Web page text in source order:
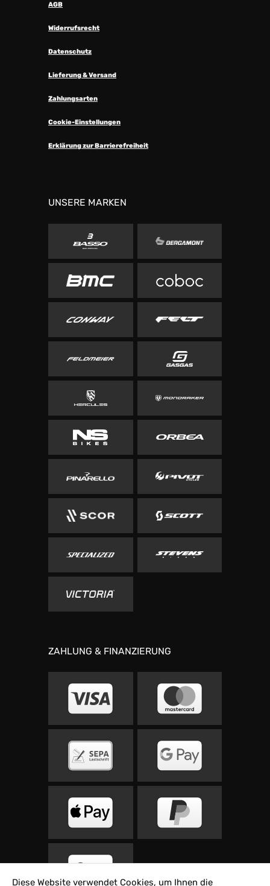
AGB
Widerrufsrecht
Datenschutz
Lieferung & Versand
Zahlungsarten
Cookie-Einstellungen
Erklärung zur Barrierefreiheit
UNSERE MARKEN
ZAHLUNG & FINANZIERUNG
Diese Website verwendet Cookies, um Ihnen die